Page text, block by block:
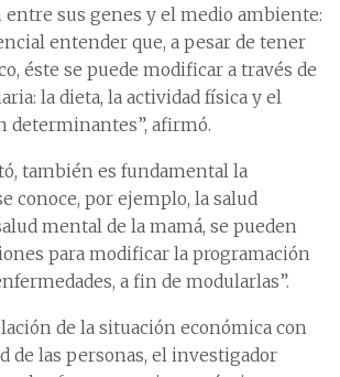
entre sus genes y el medio ambiente:
entender que, a pesar de tener
éste se puede modificar a través de
la dieta, la actividad física y el
determinantes”, afirmó.
también es fundamental la
conoce, por ejemplo, la salud
mental de la mamá, se pueden
para modificar la programación
a fin de modularlas”.
de la situación económica con
de las personas, el investigador